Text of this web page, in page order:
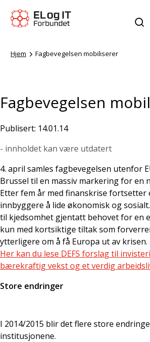
Hjem Fagbevegelsen mobiliserer
Fagbevegelsen
Publisert: 14.01.14
- innholdet kan være utdatert
4. april samles fagbevegelsen utenfor
Brussel til en massiv markering for en
Etter fem år med finanskrise fortsetter
innbyggere å lide økonomisk og
til kjedsomhet gjentatt behovet for en
kun med kortsiktige tiltak som
ytterligere om å få Europa ut av krisen.
Her kan du lese DEFS forslag til
bærekraftig vekst og et verdig
Store endringer
I 2014/2015 blir det flere store
institusjonene.